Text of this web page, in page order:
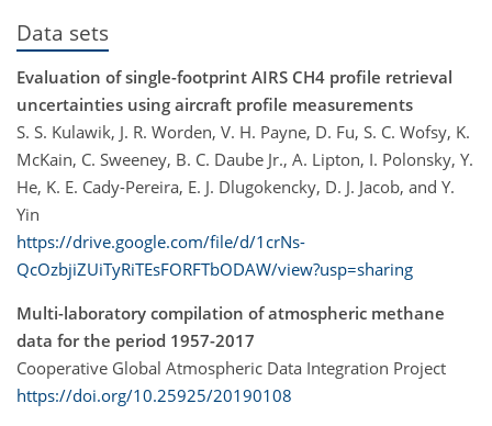
Data sets
Evaluation of single-footprint AIRS CH4 profile retrieval
uncertainties using aircraft profile measurements
S. S. Kulawik, J. R. Worden, V. H. Payne, D. Fu, S. C. Wofsy, K.
McKain, C. Sweeney, B. C. Daube Jr., A. Lipton, I. Polonsky, Y.
He, K. E. Cady-Pereira, E. J. Dlugokencky, D. J. Jacob, and Y.
Yin
https://drive.google.com/file/d/1crNs-
QcOzbjiZUiTyRiTEsFORFTbODAW/view?usp=sharing
Multi-laboratory compilation of atmospheric methane
data for the period 1957-2017
Cooperative Global Atmospheric Data Integration Project
https://doi.org/10.25925/20190108